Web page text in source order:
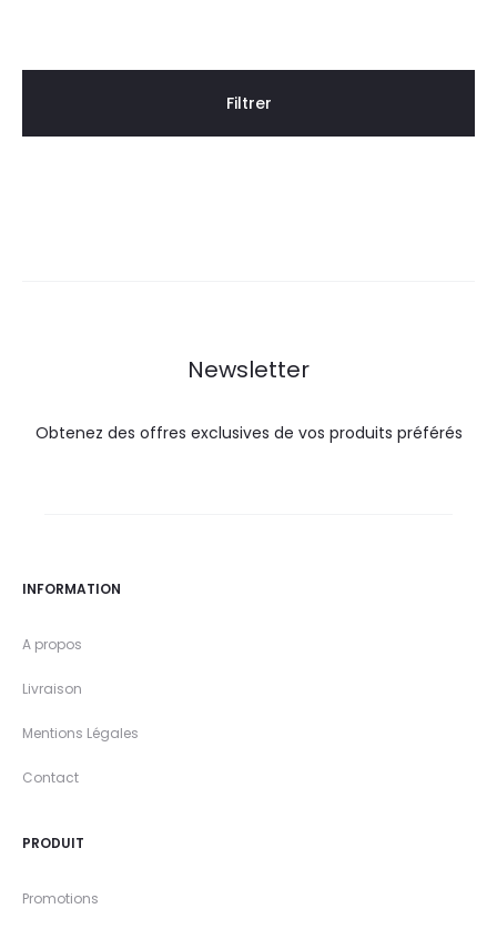
Filtrer
Newsletter
Obtenez des offres exclusives de vos produits préférés
INFORMATION
A propos
Livraison
Mentions Légales
Contact
PRODUIT
Promotions